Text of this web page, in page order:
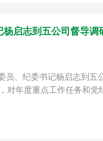
启志到五公司督导调
员、纪委书记杨启志到
对年度重点工作任务和